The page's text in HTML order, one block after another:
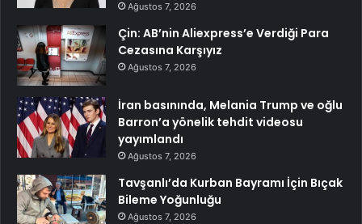
Ağustos 7, 2026
Çin: AB’nin Aliexpress’e Verdiği Para
Cezasına Karşıyız
Ağustos 7, 2026
İran basınında, Melania Trump ve oğlu
Barron’a yönelik tehdit videosu
yayımlandı
Ağustos 7, 2026
Tavşanlı’da Kurban Bayramı İçin Bıçak
Bileme Yoğunluğu
Ağustos 7, 2026